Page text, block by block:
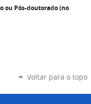
ou Pós-doutorado (no
Voltar para o topo